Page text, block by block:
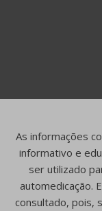
As informações
informativo e
ser utilizado
automedicação.
consultado, pois,